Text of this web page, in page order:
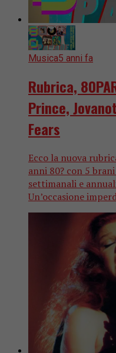
Musica5 anni fa
Rubrica,
Prince,
Fears
Ecco la nuova
anni 80? con 5
settimanali e
Un’occasione